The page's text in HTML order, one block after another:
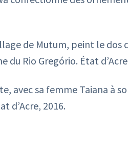
de Mutum, peint le dos
du Rio Gregório. État
avec sa femme Taiana à
d’Acre, 2016.